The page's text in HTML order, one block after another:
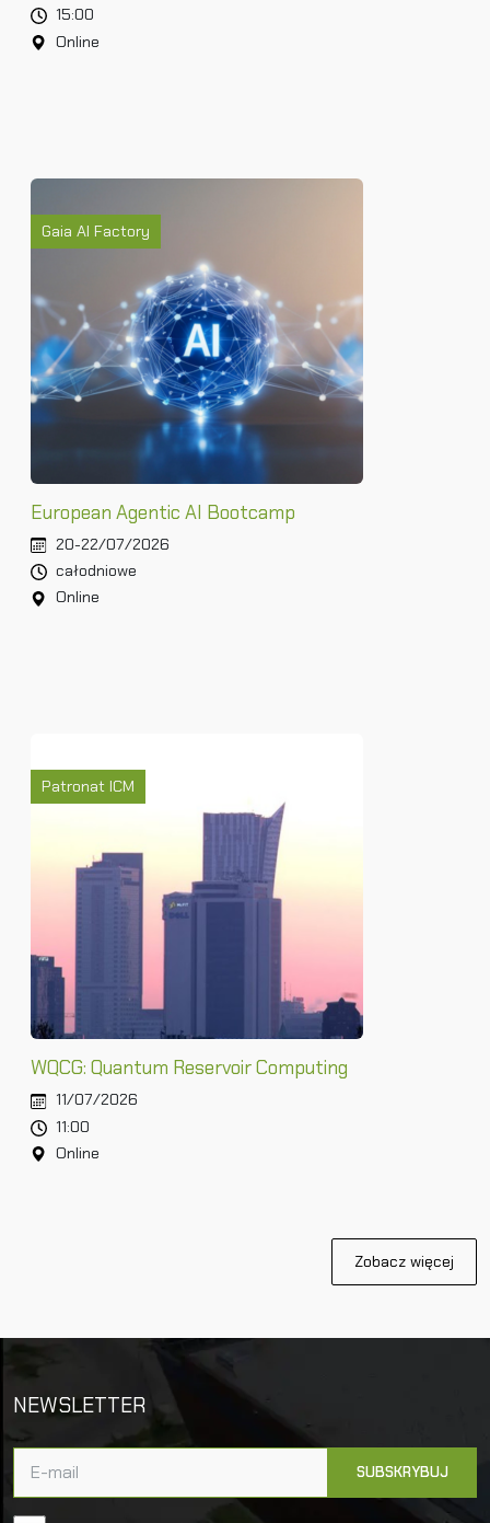
15:00
Online
Gaia AI Factory
European Agentic AI Bootcamp
20-22/07/2026
całodniowe
Online
Patronat ICM
WQCG: Quantum Reservoir Computing
11/07/2026
11:00
Online
Zobacz więcej
NEWSLETTER